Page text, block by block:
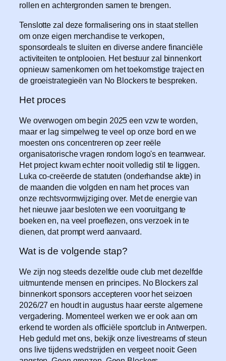
rollen en achtergronden samen te brengen.
Tenslotte zal deze formalisering ons in staat stellen
om onze eigen merchandise te verkopen,
sponsordeals te sluiten en diverse andere financiële
activiteiten te ontplooien. Het bestuur zal binnenkort
opnieuw samenkomen om het toekomstige traject en
de groeistrategieën van No Blockers te bespreken.
Het proces
We overwogen om begin 2025 een vzw te worden,
maar er lag simpelweg te veel op onze bord en we
moesten ons concentreren op zeer reële
organisatorische vragen rondom logo's en teamwear.
Het project kwam echter nooit volledig stil te liggen.
Luka co-creëerde de statuten (onderhandse akte) in
de maanden die volgden en nam het proces van
onze rechtsvormwijziging over. Met de energie van
het nieuwe jaar besloten we een vooruitgang te
boeken en, na veel proeflezen, ons verzoek in te
dienen, dat prompt werd aanvaard.
Wat is de volgende stap?
We zijn nog steeds dezelfde oude club met dezelfde
uitmuntende mensen en principes. No Blockers zal
binnenkort sponsors accepteren voor het seizoen
2026/27 en houdt in augustus haar eerste algemene
vergadering. Momenteel werken we er ook aan om
erkend te worden als officiële sportclub in Antwerpen.
Heb geduld met ons, bekijk onze livestreams of steun
ons live tijdens wedstrijden en vergeet nooit: Geen